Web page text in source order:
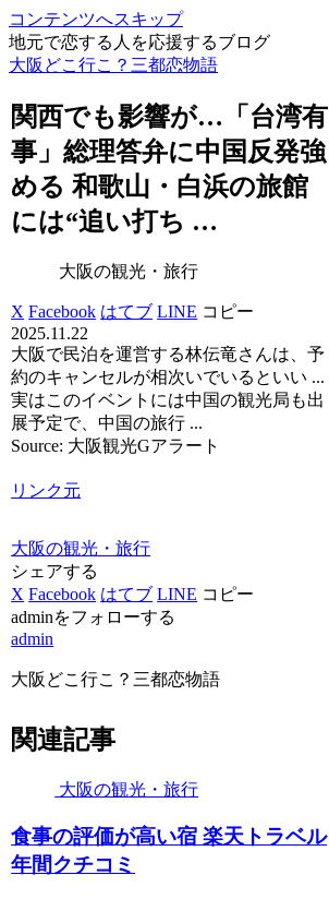
コンテンツへスキップ
地元で恋する人を応援するブログ
大阪どこ行こ？三都恋物語
関西でも影響が…「台湾有
事」総理答弁に中国反発強
める 和歌山・白浜の旅館
には“追い打ち …
大阪の観光・旅行
X Facebook はてブ LINE コピー
2025.11.22
大阪で民泊を運営する林伝竜さんは、予
約のキャンセルが相次いでいるといい ...
実はこのイベントには中国の観光局も出
展予定で、中国の旅行 ...
Source: 大阪観光Gアラート
リンク元
大阪の観光・旅行
シェアする
X Facebook はてブ LINE コピー
adminをフォローする
admin
大阪どこ行こ？三都恋物語
関連記事
大阪の観光・旅行
食事の評価が高い宿 楽天トラベル
年間クチコミ